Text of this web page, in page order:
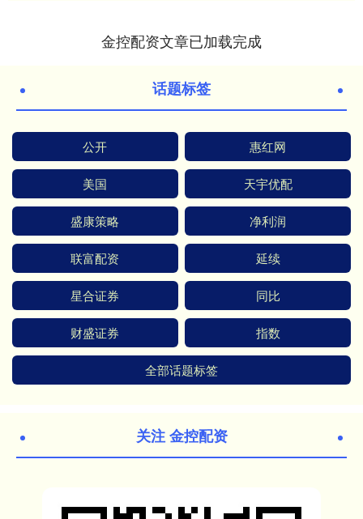
金控配资文章已加载完成
话题标签
公开 惠红网
美国 天宇优配
盛康策略 净利润
联富配资 延续
星合证券 同比
财盛证券 指数
全部话题标签
关注 金控配资